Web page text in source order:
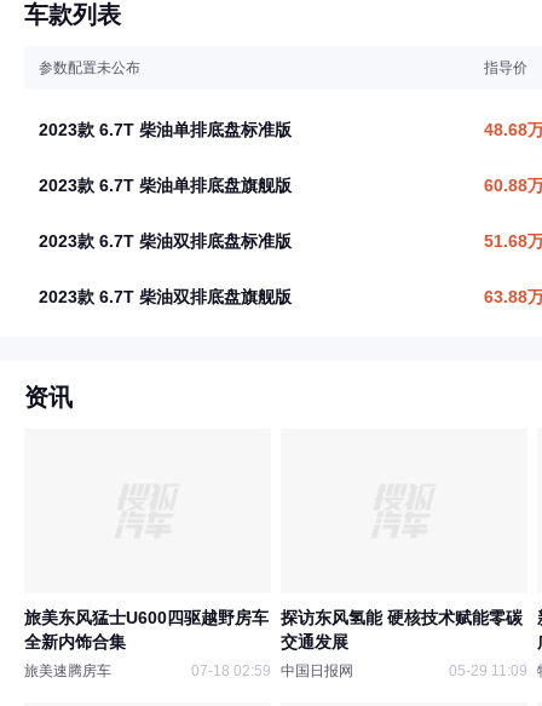
车款列表
参数配置未公布 指导价
2023款 6.7T 柴油单排底盘标准版 48.68
2023款 6.7T 柴油单排底盘旗舰版 60.88
2023款 6.7T 柴油双排底盘标准版 51.68
2023款 6.7T 柴油双排底盘旗舰版 63.88
资讯
旅美东风猛士U600四驱越野房车
全新内饰合集
旅美速腾房车 07-18 02:59
探访东风氢能 硬核技术赋能零碳
交通发展
中国日报网 05-29 11:09